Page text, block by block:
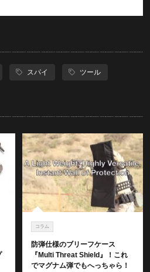
スパイ ツール
コラム
防弾仕様のブリーフケース
『Multi Threat Shield』！これ
でマグナム弾でもへっちゃら！